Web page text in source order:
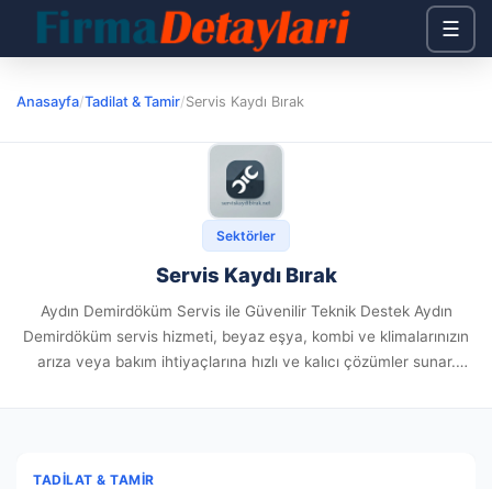
☰
Anasayfa/Tadilat & Tamir/Servis Kaydı Bırak
Sektörler
Servis Kaydı Bırak
Aydın Demirdöküm Servis ile Güvenilir Teknik Destek Aydın
Demirdöküm servis hizmeti, beyaz eşya, kombi ve klimalarınızın
arıza veya bakım ihtiyaçlarına hızlı ve kalıcı çözümler sunar.
TADILAT & TAMIR